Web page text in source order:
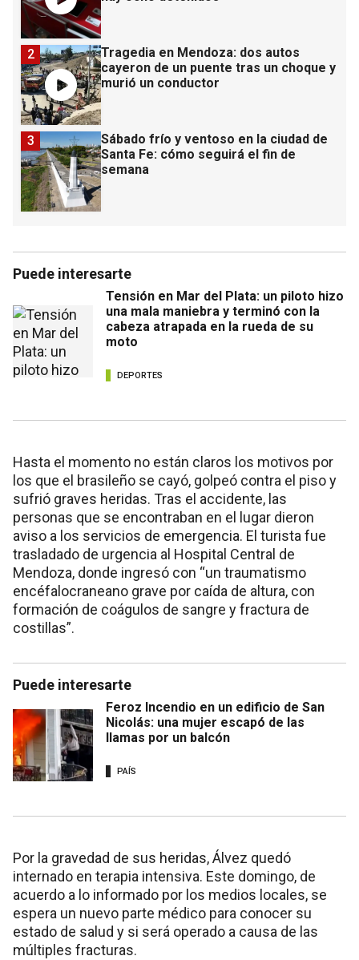
Tragedia en Mendoza: dos autos
cayeron de un puente tras un choque y
murió un conductor
2
Sábado frío y ventoso en la ciudad de
Santa Fe: cómo seguirá el fin de
semana
3
Puede interesarte
Tensión en Mar del Plata: un piloto hizo
una mala maniebra y terminó con la
cabeza atrapada en la rueda de su
moto
DEPORTES
Hasta el momento no están claros los motivos por
los que el brasileño se cayó, golpeó contra el piso y
sufrió graves heridas. Tras el accidente, las
personas que se encontraban en el lugar dieron
aviso a los servicios de emergencia. El turista fue
trasladado de urgencia al Hospital Central de
Mendoza, donde ingresó con “un traumatismo
encéfalocraneano grave por caída de altura, con
formación de coágulos de sangre y fractura de
costillas”.
Puede interesarte
Feroz Incendio en un edificio de San
Nicolás: una mujer escapó de las
llamas por un balcón
PAÍS
Por la gravedad de sus heridas, Álvez quedó
internado en terapia intensiva. Este domingo, de
acuerdo a lo informado por los medios locales, se
espera un nuevo parte médico para conocer su
estado de salud y si será operado a causa de las
múltiples fracturas.